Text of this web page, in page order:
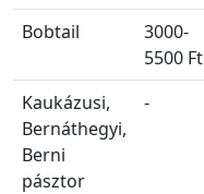
Bobtail
3000-
5500 Ft
Kaukázusi,
Bernáthegyi,
Berni
pásztor
-